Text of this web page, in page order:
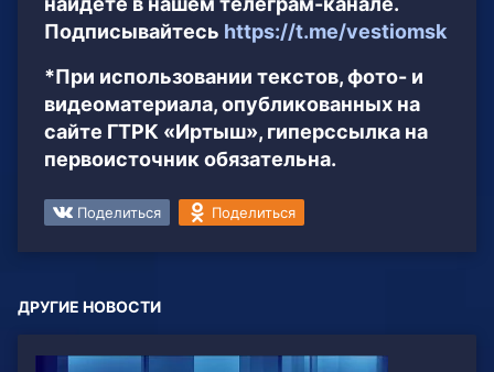
Подписывайтесь https://t.me/vestiomsk
*При использовании текстов, фото- и
видеоматериала, опубликованных на
сайте ГТРК «Иртыш», гиперссылка на
первоисточник обязательна.
Поделиться Поделиться
ДРУГИЕ НОВОСТИ